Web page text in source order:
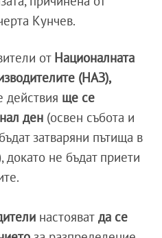
Кунчев.
от Националната
(НАЗ),
действия ще се
ден (освен събота и
затваряни пътища в
докато не бъдат приети
настояват да се